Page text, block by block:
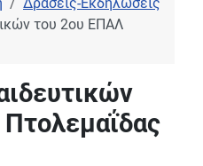
του 2ου ΕΠΑΛ